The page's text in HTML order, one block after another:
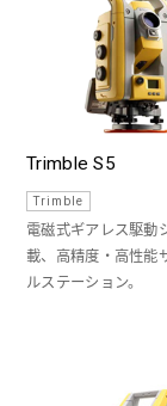
Trimble S5
Trimble
電磁式ギアレス駆動
載、高精度・高性能
ルステーション。